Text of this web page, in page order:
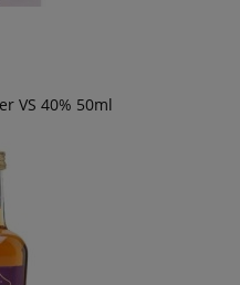
VS 40% 50ml